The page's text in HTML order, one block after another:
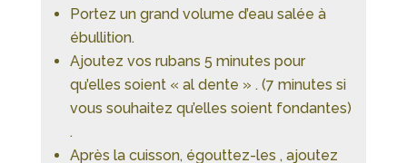
Portez un grand volume d’eau salée à
ébullition.
Ajoutez vos rubans 5 minutes pour
qu’elles soient « al dente » . (7 minutes si
vous souhaitez qu’elles soient fondantes)
.
Après la cuisson, égouttez-les , ajoutez